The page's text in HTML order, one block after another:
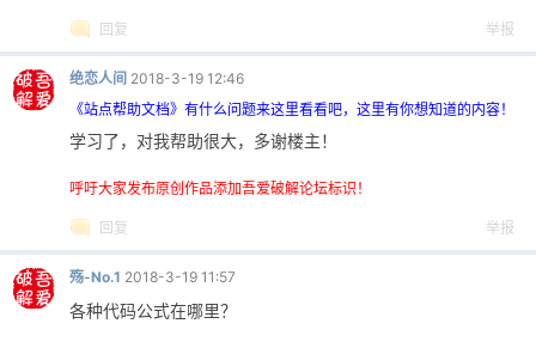
回复 举报
绝恋人间 2018-3-19 12:46
《站点帮助文档》有什么问题来这里看看吧，这里有你想知道的内容！
学习了，对我帮助很大，多谢楼主！
呼吁大家发布原创作品添加吾爱破解论坛标识！
回复 举报
殇-No.1 2018-3-19 11:57
各种代码公式在哪里？